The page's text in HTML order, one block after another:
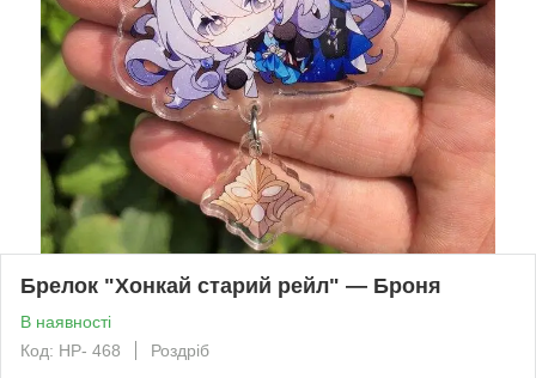
Брелок "Хонкай старий рейл" — Броня
В наявності
Код: HP- 468
Роздріб